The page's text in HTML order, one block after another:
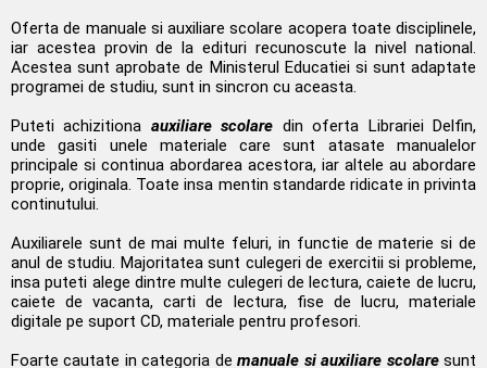
Oferta de manuale si auxiliare scolare acopera toate disciplinele,
iar acestea provin de la edituri recunoscute la nivel national.
Acestea sunt aprobate de Ministerul Educatiei si sunt adaptate
programei de studiu, sunt in sincron cu aceasta.
Puteti achizitiona auxiliare scolare din oferta Librariei Delfin,
unde gasiti unele materiale care sunt atasate manualelor
principale si continua abordarea acestora, iar altele au abordare
proprie, originala. Toate insa mentin standarde ridicate in privinta
continutului.
Auxiliarele sunt de mai multe feluri, in functie de materie si de
anul de studiu. Majoritatea sunt culegeri de exercitii si probleme,
insa puteti alege dintre multe culegeri de lectura, caiete de lucru,
caiete de vacanta, carti de lectura, fise de lucru, materiale
digitale pe suport CD, materiale pentru profesori.
Foarte cautate in categoria demanuale si auxiliare scolaresunt